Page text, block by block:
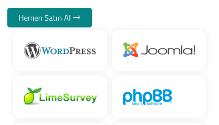
Hemen Satın Al